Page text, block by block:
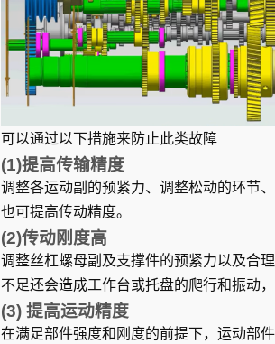
可以通过以下措施来防止此类故障
(1)提高传输精度
调整各运动副的预紧力、调整松动的环节
也可提高传动精度。
(2)传动刚度高
调整丝杠螺母副及支撑件的预紧力以及合
不足还会造成工作台或托盘的爬行和振动
(3) 提高运动精度
在满足部件强度和刚度的前提下，运动部